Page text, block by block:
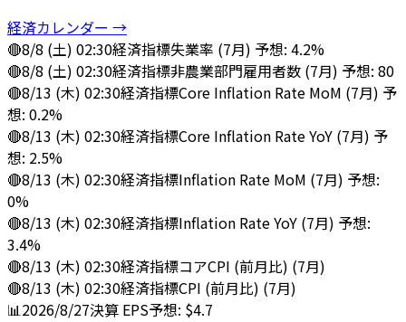
経済カレンダー →
🔴8/8 (土) 02:30経済指標失業率 (7月) 予想: 4.2%
🔴8/8 (土) 02:30経済指標非農業部門雇用者数 (7月) 予想: 80
🔴8/13 (木) 02:30経済指標Core Inflation Rate MoM (7月) 予
想: 0.2%
🔴8/13 (木) 02:30経済指標Core Inflation Rate YoY (7月) 予
想: 2.5%
🔴8/13 (木) 02:30経済指標Inflation Rate MoM (7月) 予想:
0%
🔴8/13 (木) 02:30経済指標Inflation Rate YoY (7月) 予想:
3.4%
🔴8/13 (木) 02:30経済指標コアCPI (前月比) (7月)
🔴8/13 (木) 02:30経済指標CPI (前月比) (7月)
📊2026/8/27決算 EPS予想: $4.7